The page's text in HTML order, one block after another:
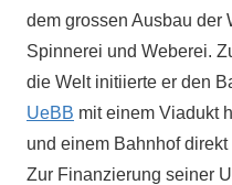
dem grossen Ausbau der
Spinnerei und Weberei.
die Welt initiierte er den
UeBB mit einem Viadukt
und einem Bahnhof
Zur Finanzierung seiner